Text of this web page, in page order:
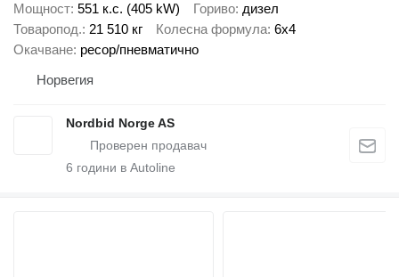
Мощност 551 к.с. (405 kW) Гориво дизел
Товаропод. 21 510 кг Колесна формула 6x4
Окачване ресор/пневматично
Норвегия
Nordbid Norge AS
6 години в Autoline